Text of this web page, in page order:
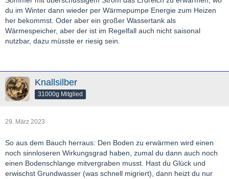
du im Winter dann wieder per Wärmepumpe Energie zum Heizen
her bekommst. Oder aber ein großer Wassertank als
Wärmespeicher, aber der ist im Regelfall auch nicht saisonal
nutzbar, dazu müsste er riesig sein.
Knallsilber
31000g Mitglied
29. März 2023
So aus dem Bauch herraus: Den Boden zu erwärmen wird einen
noch sinnloseren Wirkungsgrad haben, zumal du dann auch noch
einen Bodenschlange mitvergraben musst. Hast du Glück und
erwischst Grundwasser (was schnell migriert), dann heizt du nur